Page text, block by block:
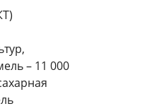
– 11 000